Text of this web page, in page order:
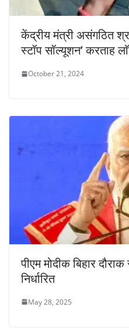
केंद्रीय मंत्री असंगठित
स्टॉप सॉल्यूशन’ करताह
October 21, 2024
पीएम मोदीक बिहार
निर्धारित
May 28, 2025